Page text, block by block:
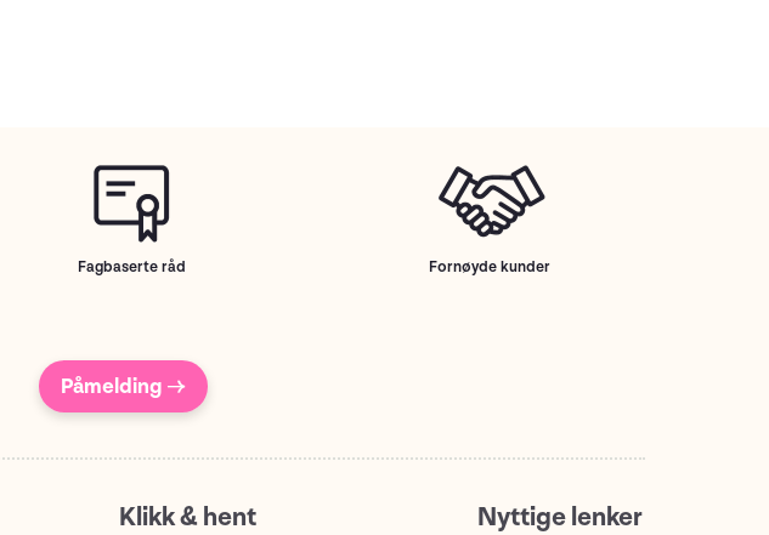
Fagbaserte råd Fornøyde kunder
Påmelding →
Klikk & hent Nyttige lenker